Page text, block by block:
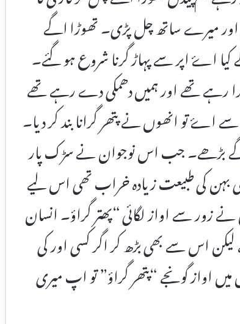
میرے ساتھ چل پڑی۔ تھوڑا اگے
اۓ اپر سے پہاڑ گرنا شروع ہو گئے۔
گرا رہے تھے اور ہمیں دھمکی دے رہے تھے
تو انھوں نے پتھر گرانا بند کر دیا۔
بڑھے۔ جب اس نوجوان نے سڑک پار
بہن کی طبیعت زیادہ خراب تھی اس لیے
زور سے اواز لگائی “پھتر گراؤ۔ انسان
اس سے بھی بڑھ کر اگر کسی اور کی
اواز گونجے “پتھر گراؤ” تو اپ میری